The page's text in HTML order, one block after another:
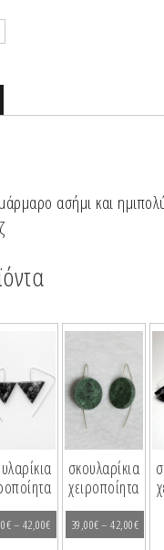
ασήμι και
€– 42,00€
σκουλαρίκια
χειροποίητα
39,00€–42,00€